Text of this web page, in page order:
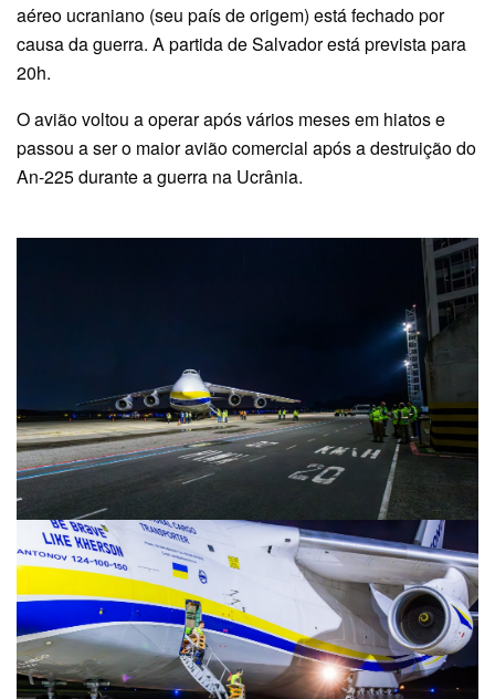
aéreo ucraniano (seu país de origem) está fechado por
causa da guerra. A partida de Salvador está prevista para
20h.
O avião voltou a operar após vários meses em hiatos e
passou a ser o maior avião comercial após a destruição do
An-225 durante a guerra na Ucrânia.